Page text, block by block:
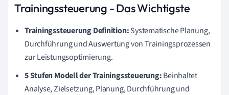
Trainingssteuerung - Das Wichtigste
Trainingssteuerung Definition:Systematische Planung,
Durchführung und Auswertung von Trainingsprozessen
zur Leistungsoptimierung.
5 Stufen Modell der Trainingssteuerung:Beinhaltet
Analyse, Zielsetzung, Planung, Durchführung und